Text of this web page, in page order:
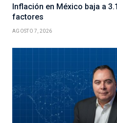
Inflación en México baja a
factores
AGOSTO 7, 2026